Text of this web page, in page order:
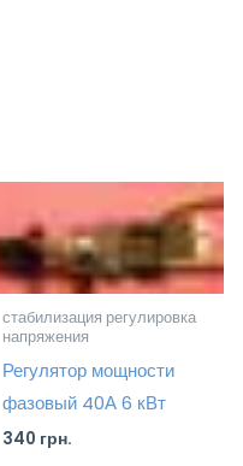
стабилизация регулировка
напряжения
Регулятор мощности
фазовый 40А 6 кВт
340 грн.